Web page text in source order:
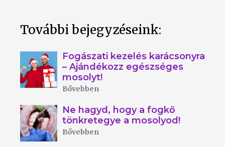
További bejegyzéseink:
Fogászati kezelés karácsonyra
– Ajándékozz egészséges
mosolyt!
Bővebben
Ne hagyd, hogy a fogkő
tönkretegye a mosolyod!
Bővebben